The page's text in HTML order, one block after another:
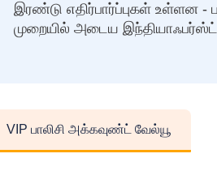
இரண்டு எதிர்பார்ப்புகள் உள்ளன -
முறையில் அடைய
VIP பாலிசி அக்கவுண்ட் வேல்யூ